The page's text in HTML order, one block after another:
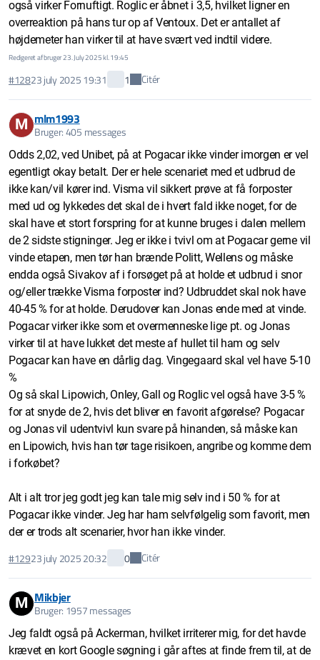
også virker Fornuftigt. Roglic er åbnet i 3,5, hvilket ligner en
overreaktion på hans tur op af Ventoux. Det er antallet af
højdemeter han virker til at have svært ved indtil videre.
Redigeret af bruger 23. July 2025 kl. 19:45
#12823 july 2025 19:31 1 Citér
M mlm1993
Bruger: 405 messages
Odds 2,02, ved Unibet, på at Pogacar ikke vinder imorgen er vel
egentligt okay betalt. Der er hele scenariet med et udbrud de
ikke kan/vil kører ind. Visma vil sikkert prøve at få forposter
med ud og lykkedes det skal de i hvert fald ikke noget, for de
skal have et stort forspring for at kunne bruges i dalen mellem
de 2 sidste stigninger. Jeg er ikke i tvivl om at Pogacar gerne vil
vinde etapen, men tør han brænde Politt, Wellens og måske
endda også Sivakov af i forsøget på at holde et udbrud i snor
og/eller trække Visma forposter ind? Udbruddet skal nok have
40-45 % for at holde. Derudover kan Jonas ende med at vinde.
Pogacar virker ikke som et overmenneske lige pt. og Jonas
virker til at have lukket det meste af hullet til ham og selv
Pogacar kan have en dårlig dag. Vingegaard skal vel have 5-10
%
Og så skal Lipowich, Onley, Gall og Roglic vel også have 3-5 %
for at snyde de 2, hvis det bliver en favorit afgørelse? Pogacar
og Jonas vil udentvivl kun svare på hinanden, så måske kan
en Lipowich, hvis han tør tage risikoen, angribe og komme dem
i forkøbet?
Alt i alt tror jeg godt jeg kan tale mig selv ind i 50 % for at
Pogacar ikke vinder. Jeg har ham selvfølgelig som favorit, men
der er trods alt scenarier, hvor han ikke vinder.
#12923 july 2025 20:32 0 Citér
M Mikbjer
Bruger: 1957 messages
Jeg faldt også på Ackerman, hvilket irriterer mig, for det havde
krævet en kort Google søgning i går aftes at finde frem til, at de